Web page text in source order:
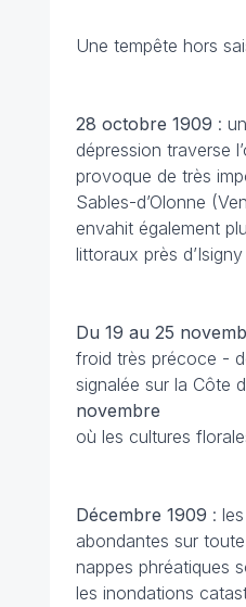
Une tempête hors
28 octobre 1909 :
dépression traverse
provoque de très
Sables-d’Olonne
envahit également
littoraux près
Du 19 au 25
froid très précoce -
signalée sur la Côte
novembre
où les cultures
Décembre 1909 :
abondantes sur
nappes phréatiques
les inondations